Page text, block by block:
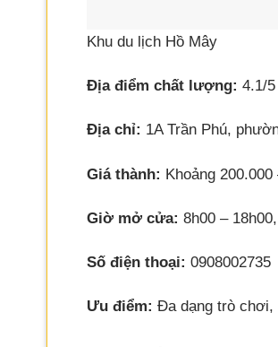
Khu du lịch Hồ Mây
Địa điểm chất lượng: 4.1/
Địa chỉ: 1A Trần Phú,
Giá thành: Khoảng
Giờ mở cửa: 8h00 –
Số điện thoại: 0908002735
Ưu điểm: Đa dạng trò chơi,